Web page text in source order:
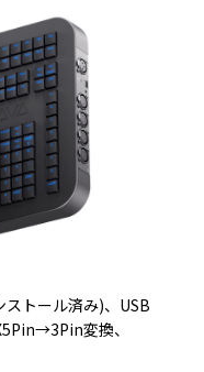
ストール済み)、USB
変換、